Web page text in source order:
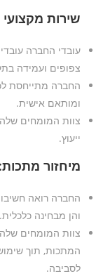
שירות מקצועי
עובדי החברה
צפופים ועמידה
החברה מתייחסת
ומותאם אישית.
צוות המומחים
ייעוץ.
מיחזור מתכות:
החברה רואה
והן מבחינה כלכלית.
צוות המומחים שלה
המתכות, תוך
לסביבה.